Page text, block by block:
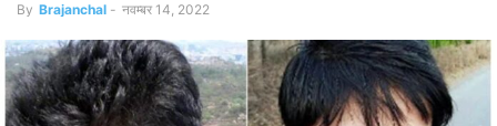
By Brajanchal - नवम्बर 14, 2022